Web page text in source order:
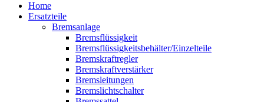
Home
Ersatzteile
Bremsanlage
Bremsflüssigkeit
Bremsflüssigkeitsbehälter/Einzelteile
Bremskraftregler
Bremskraftverstärker
Bremsleitungen
Bremslichtschalter